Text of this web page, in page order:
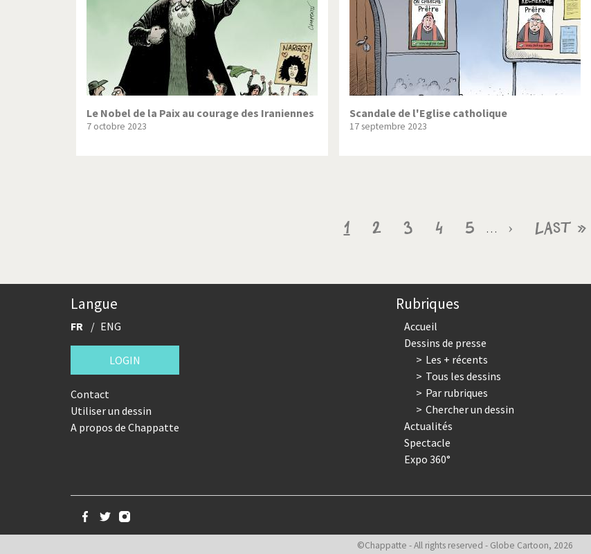
Le Nobel de la Paix au courage des Iraniennes
7 octobre 2023
Scandale de l'Eglise catholique
17 septembre 2023
Page
1 Page
2 Page
3 Page
4 Page
5 …
Page
›
Dernière
Last »
Langue
FR ENG
LOGIN
Contact
Utiliser un dessin
A propos de Chappatte
Rubriques
Accueil
Dessins de presse
Les + récents
Tous les dessins
Par rubriques
Chercher un dessin
Actualités
Spectacle
Expo 360°
©Chappatte - All rights reserved - Globe Cartoon, 2026